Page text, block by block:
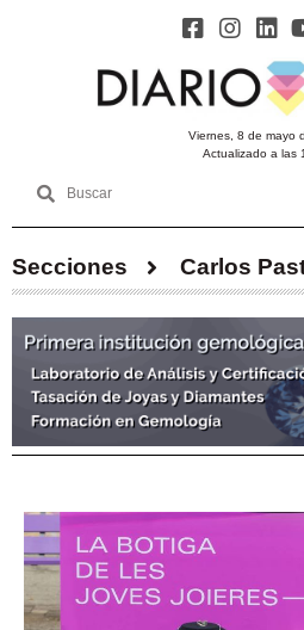
viernes, 8 de mayo
Actualizado a las
Secciones Carlos